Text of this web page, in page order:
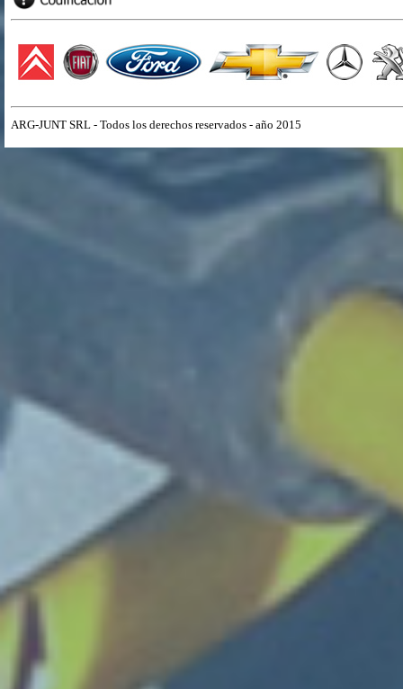
ARG-JUNT SRL - Todos los derechos reservados - año 2015